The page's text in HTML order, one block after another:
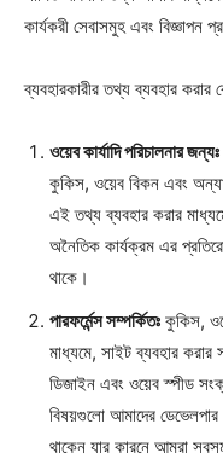
কার্যকরী সেবাসমুহ এবং বিজ্ঞাপন
ব্যবহারকারীর তথ্য ব্যবহার করার
ওয়েব কার্যাদি পরিচালনার জন্যঃ
কুকিস, ওয়েব বিকন এবং
এই তথ্য ব্যবহার করার
অনৈতিক কার্যক্রম এর
থাকে।
পারফর্মেন্স সম্পর্কিতঃ কুকিস,
মাধ্যমে, সাইট ব্যবহার করার
ডিজাইন এবং ওয়েব স্পীড
বিষয়গুলো আমাদের
থাকেন যার কারনে আমরা